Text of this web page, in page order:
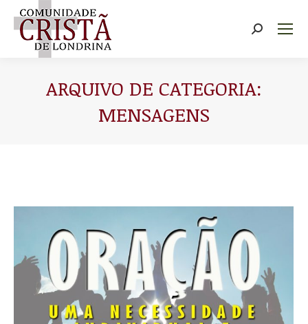
Buscar
ARQUIVO DE CATEGORIA:
MENSAGENS